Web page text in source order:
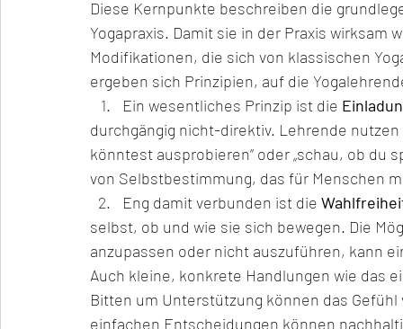
Diese Kernpunkte beschreiben die
Yogapraxis. Damit sie in der Praxis
Modifikationen, die sich von klassischen
ergeben sich Prinzipien, auf die
Ein wesentliches Prinzip ist die
durchgängig nicht-direktiv. Lehrende nutzen
könntest ausprobieren“ oder „schau, ob du
von Selbstbestimmung, das für Menschen
Eng damit verbunden ist die
selbst, ob und wie sie sich bewegen. Die
anzupassen oder nicht auszuführen, kann
Auch kleine, konkrete Handlungen wie das
Bitten um Unterstützung können das
einfachen Entscheidungen können